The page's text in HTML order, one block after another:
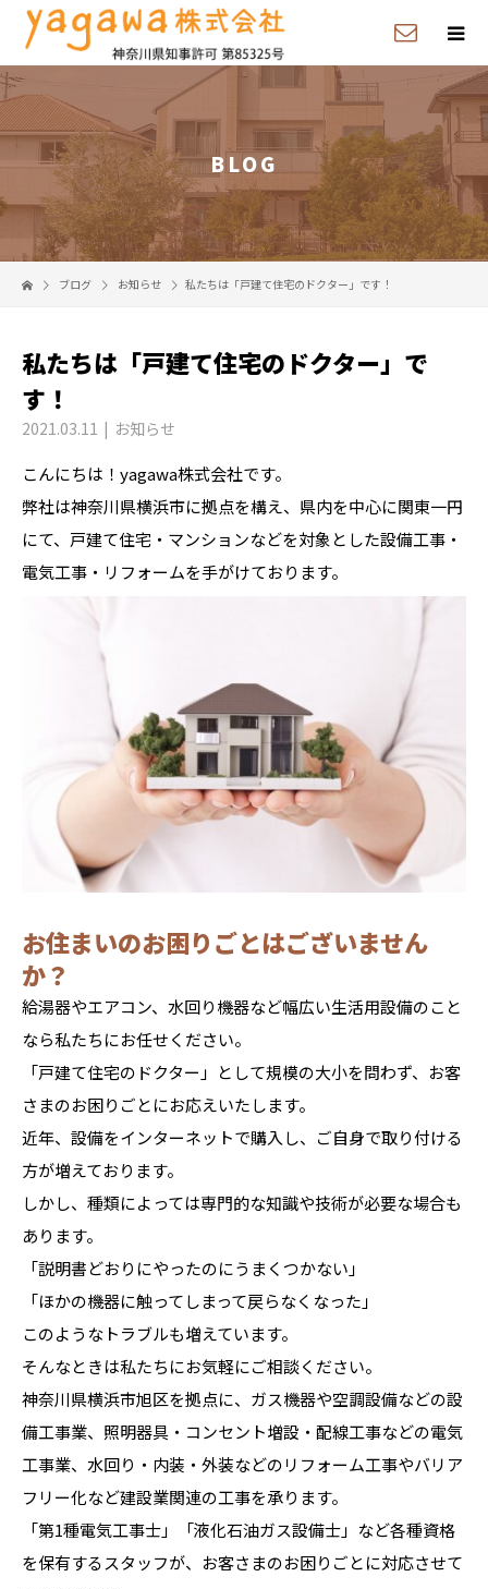
BLOG
ブログ お知らせ 私たちは「戸建て住宅のドクター」です！
私たちは「戸建て住宅のドクター」で
す！
2021.03.11 お知らせ
こんにちは！yagawa株式会社です。
弊社は神奈川県横浜市に拠点を構え、県内を中心に関東一円
にて、戸建て住宅・マンションなどを対象とした設備工事・
電気工事・リフォームを手がけております。
お住まいのお困りごとはございません
か？
給湯器やエアコン、水回り機器など幅広い生活用設備のこと
なら私たちにお任せください。
「戸建て住宅のドクター」として規模の大小を問わず、お客
さまのお困りごとにお応えいたします。
近年、設備をインターネットで購入し、ご自身で取り付ける
方が増えております。
しかし、種類によっては専門的な知識や技術が必要な場合も
あります。
「説明書どおりにやったのにうまくつかない」
「ほかの機器に触ってしまって戻らなくなった」
このようなトラブルも増えています。
そんなときは私たちにお気軽にご相談ください。
神奈川県横浜市旭区を拠点に、ガス機器や空調設備などの設
備工事業、照明器具・コンセント増設・配線工事などの電気
工事業、水回り・内装・外装などのリフォーム工事やバリア
フリー化など建設業関連の工事を承ります。
「第1種電気工事士」「液化石油ガス設備士」など各種資格
を保有するスタッフが、お客さまのお困りごとに対応させて